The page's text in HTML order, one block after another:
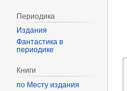
Периодика
Издания
Фантастика в
периодике
Книги
по Месту издания